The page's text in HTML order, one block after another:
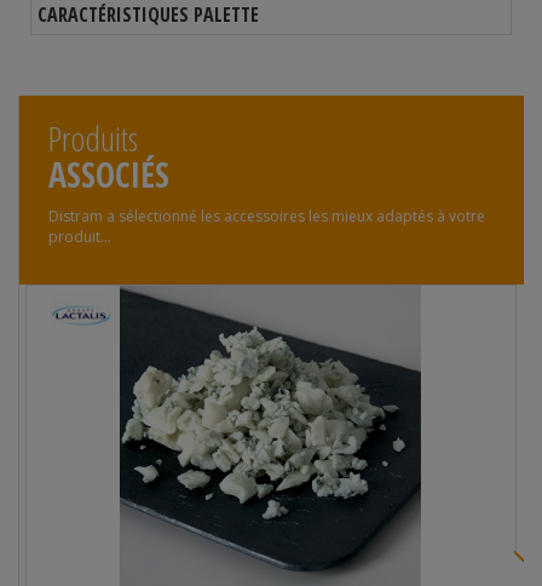
CARACTÉRISTIQUES PALETTE
Produits
ASSOCIÉS
Distram a sélectionné les accessoires les mieux adaptés à votre
produit...